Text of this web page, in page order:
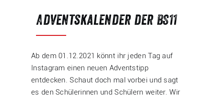
Adventskalender der BS11
Ab dem 01.12.2021 könnt ihr jeden Tag auf
Instagram einen neuen Adventstipp
entdecken. Schaut doch mal vorbei und sagt
es den Schülerinnen und Schülern weiter. Wir